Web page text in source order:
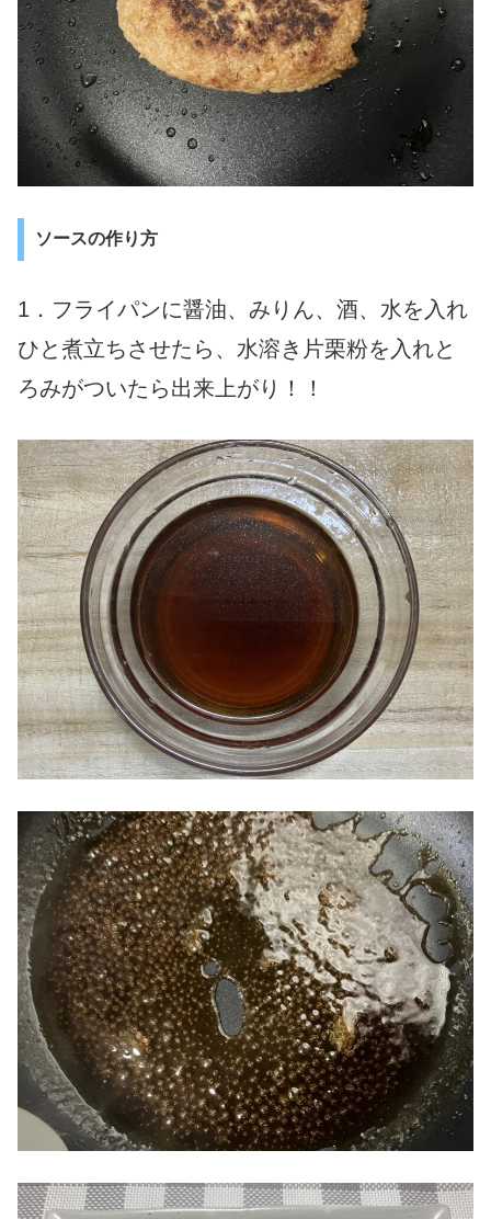
ソースの作り方
1．フライパンに醤油、みりん、酒、水を入れ
ひと煮立ちさせたら、水溶き片栗粉を入れと
ろみがついたら出来上がり！！